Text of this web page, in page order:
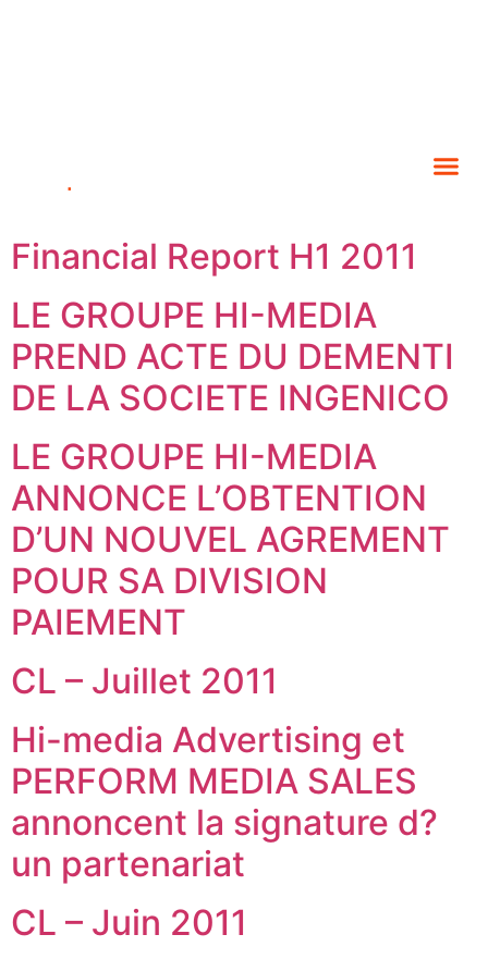
Financial Report H1 2011
LE GROUPE HI-MEDIA
PREND ACTE DU DEMENTI
DE LA SOCIETE INGENICO
LE GROUPE HI-MEDIA
ANNONCE L’OBTENTION
D’UN NOUVEL AGREMENT
POUR SA DIVISION
PAIEMENT
CL – Juillet 2011
Hi-media Advertising et
PERFORM MEDIA SALES
annoncent la signature d?
un partenariat
CL – Juin 2011